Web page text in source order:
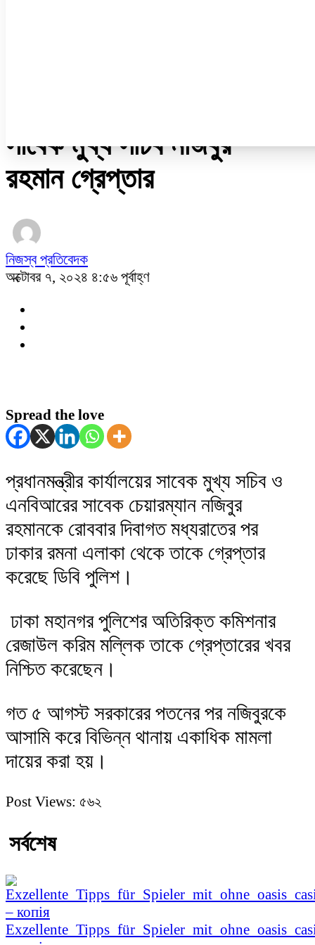
সাবেক মুখ্য সচিব নজিবুর
রহমান গ্রেপ্তার
নিজস্ব প্রতিবেদক
অক্টোবর ৭, ২০২৪ ৪:৫৬ পূর্বাহ্ণ
Spread the love
প্রধানমন্ত্রীর কার্যালয়ের সাবেক মুখ্য সচিব ও
এনবিআরের সাবেক চেয়ারম্যান নজিবুর
রহমানকে রোববার দিবাগত মধ্যরাতের পর
ঢাকার রমনা এলাকা থেকে তাকে গ্রেপ্তার
করেছে ডিবি পুলিশ।
ঢাকা মহানগর পুলিশের অতিরিক্ত কমিশনার
রেজাউল করিম মল্লিক তাকে গ্রেপ্তারের খবর
নিশ্চিত করেছেন।
গত ৫ আগস্ট সরকারের পতনের পর নজিবুরকে
আসামি করে বিভিন্ন থানায় একাধিক মামলা
দায়ের করা হয়।
Post Views: ৫৬২
সর্বশেষ